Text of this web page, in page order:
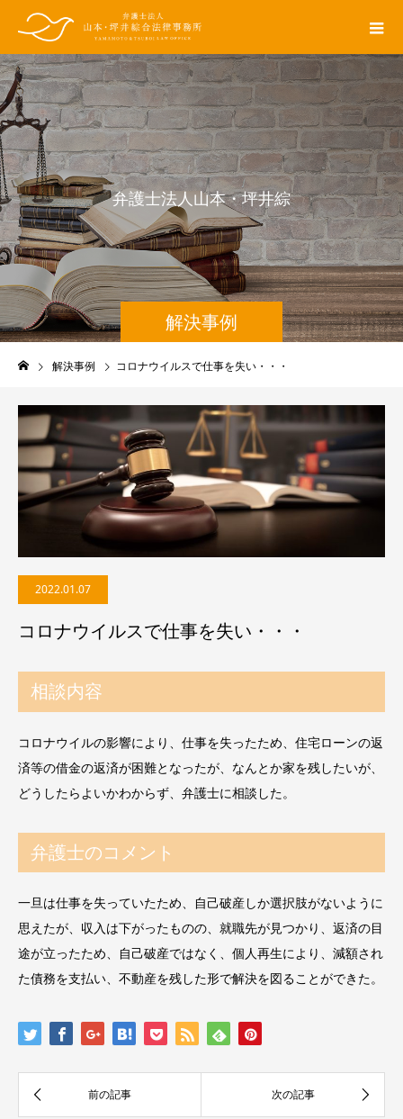
解決事例
弁護士法人山本・坪井綜合法
解決事例 コロナウイルスで仕事を失い・・・
2022.01.07
コロナウイルスで仕事を失い・・・
相談内容
コロナウイルの影響により、仕事を失ったため、住宅ローンの返
済等の借金の返済が困難となったが、なんとか家を残したいが、
どうしたらよいかわからず、弁護士に相談した。
弁護士のコメント
一旦は仕事を失っていたため、自己破産しか選択肢がないように
思えたが、収入は下がったものの、就職先が見つかり、返済の目
途が立ったため、自己破産ではなく、個人再生により、減額され
た債務を支払い、不動産を残した形で解決を図ることができた。